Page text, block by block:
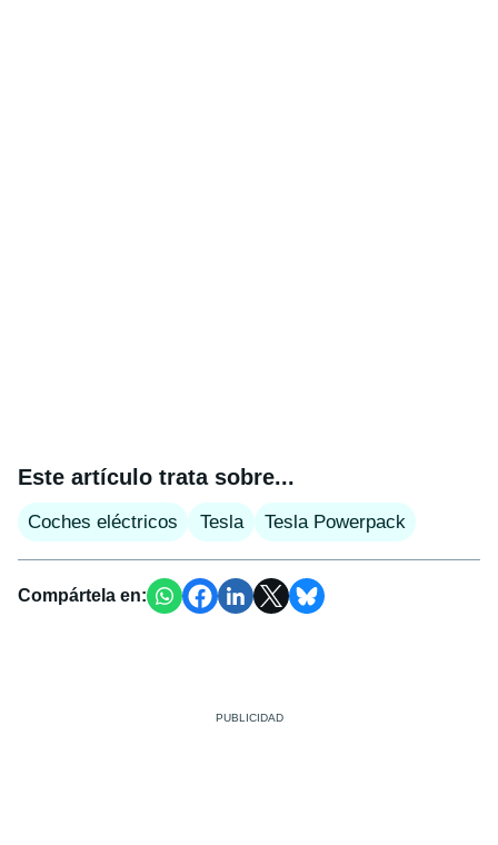
Este artículo trata sobre...
Coches eléctricos Tesla Tesla Powerpack
Compártela en: